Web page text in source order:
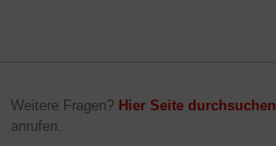
Weitere Fragen? Hier Seite durchsuchen
anrufen.